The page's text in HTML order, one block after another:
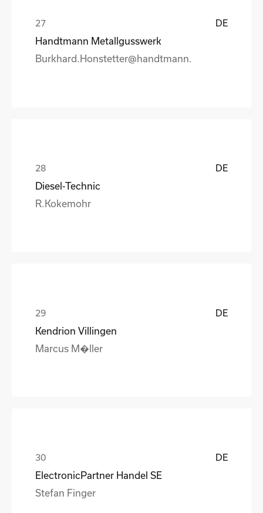
DE
Handtmann Metallgusswerk
Burkhard.Honstetter@handtmann.
DE
Diesel-Technic
R.Kokemohr
DE
Kendrion Villingen
Marcus M�ller
DE
ElectronicPartner Handel SE
Stefan Finger